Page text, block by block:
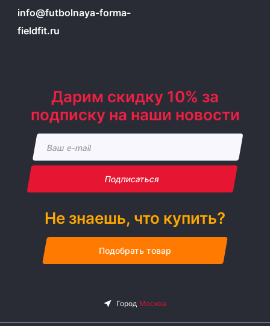
info@futbolnaya-forma-
fieldfit.ru
Дарим скидку 10% за
подписку на наши новости
Подписаться
Не знаешь, что купить?
Подобрать товар